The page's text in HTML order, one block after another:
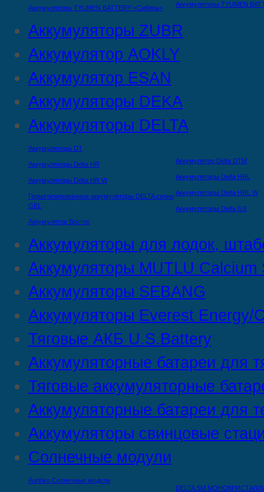
Аккумуляторы TYUMEN BATTERY «Сибирь» Аккумуляторы TYUMEN
Аккумуляторы ZUBR
Аккумулятор AOKLY
Аккумулятор ESAN
Аккумуляторы DEKA
Аккумуляторы DELTA
Аккумуляторы DT
Аккумуляторы Delta HR
Аккумуляторы Delta HR W
Герметизированные аккумуляторы DELTA серии
GEL
Аккумулятор Восток
Аккумулятор Delta DTМ
Аккумуляторы Delta HRL
Аккумуляторы Delta HRL W
Аккумуляторы Delta GX
Аккумуляторы для лодок,
Аккумуляторы MUTLU Calcium
Аккумуляторы SEBANG
Аккумуляторы Everest Energy/
Тяговые АКБ U.S.Battery
Аккумуляторные батареи для
Тяговые аккумуляторные
Аккумуляторные батареи для
Аккумуляторы свинцовые
Солнечные модули
Aurinko Солнечные модули
DELTA SM